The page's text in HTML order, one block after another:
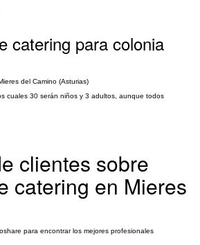
catering para colonia
del Camino (Asturias)
cuales 30 serán niños y 3 adultos, aunque todos
clientes sobre
catering en Mieres
para encontrar los mejores profesionales